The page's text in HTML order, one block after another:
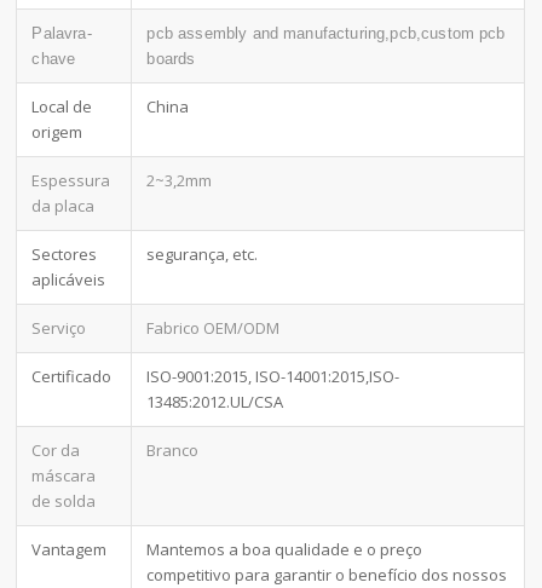
Palavra-
chave
pcb assembly and manufacturing,pcb,custom pcb
boards
Local de
origem
China
Espessura
da placa
2~3,2mm
Sectores
aplicáveis
segurança, etc.
Serviço Fabrico OEM/ODM
Certificado
ISO-9001:2015, ISO-14001:2015,ISO-
13485:2012.UL/CSA
Cor da
máscara
de solda
Branco
Vantagem
Mantemos a boa qualidade e o preço
competitivo para garantir o benefício dos nossos